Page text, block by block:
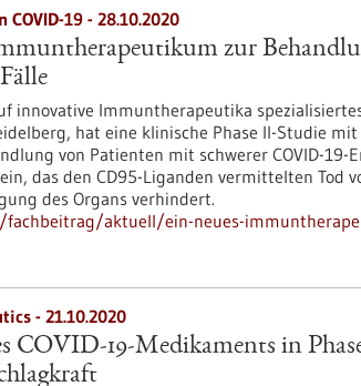
COVID-19 - 28.10.2020
zur
innovative Immuntherapeutika
hat eine klinische Phase II-Studie mit
von Patienten mit schwerer COVID-19-
das den CD95-Liganden vermittelten Tod
des Organs verhindert.
aktuell/ein-neues-
- 21.10.2020
COVID-19-Medikaments in